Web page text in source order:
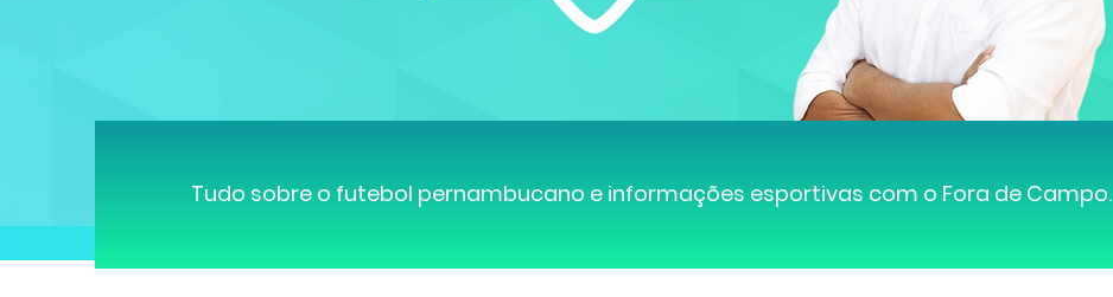
Tudo sobre o futebol pernambucano e informações esportivas com o Fora de Campo.